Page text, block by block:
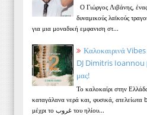
Ο Γιώργος Λιβάνης,
δυναμικούς λαϊκούς
για μια μοναδική εμφανιση στ...
Καλοκαιρινά
DJ Dimitris Ioannou
μας!
Το καλοκαίρι στην
καταγάλανα νερά και, φυσικά,
μέχρι το غروب του ηλίου...